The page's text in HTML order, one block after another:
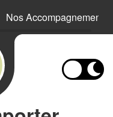
Nos Accompagnements